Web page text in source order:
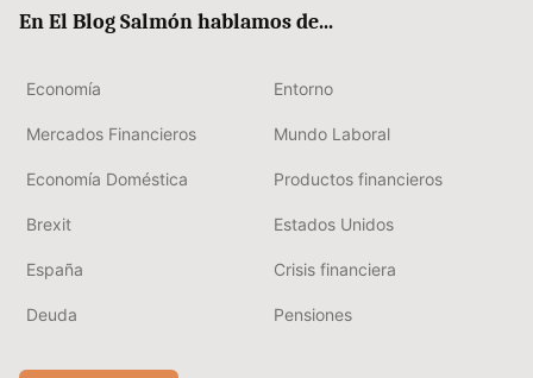
En El Blog Salmón hablamos de...
Economía Entorno
Mercados Financieros Mundo Laboral
Economía Doméstica Productos financieros
Brexit Estados Unidos
España Crisis financiera
Deuda Pensiones